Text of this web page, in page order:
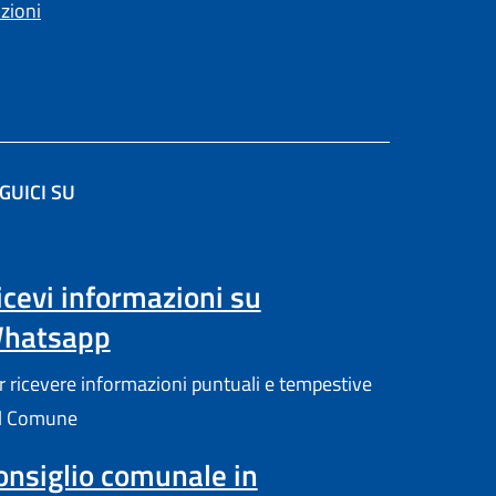
SU
informazioni su
ricevere informazioni puntuali e tempestive
Comune
comunale in